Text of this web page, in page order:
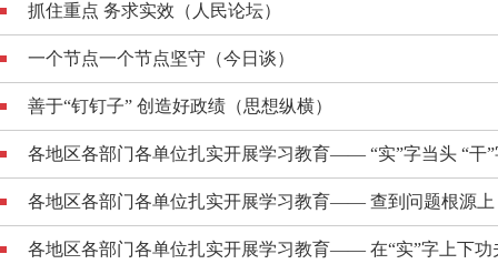
抓住重点 务求实效（人民论坛）
一个节点一个节点坚守（今日谈）
善于“钉钉子” 创造好政绩（思想纵横）
各地区各部门各单位扎实开展学习教育—— “实”字当头 “干
各地区各部门各单位扎实开展学习教育—— 查到问题根源上
各地区各部门各单位扎实开展学习教育—— 在“实”字上下功